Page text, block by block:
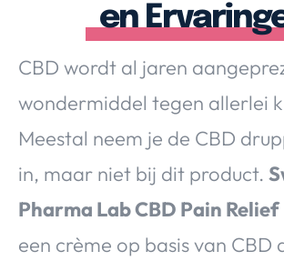
VALERIE'S CHOICE
Food & Drinks Health & Beauty Gadgets
Travel
en
CBD wordt al jaren
wondermiddel tegen allerlei
Meestal neem je de CBD
in, maar niet bij dit product.
Pharma Lab CBD Pain
een crème op basis van CBD